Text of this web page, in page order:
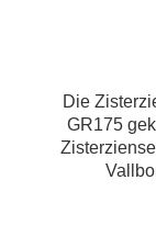
Die
GR175